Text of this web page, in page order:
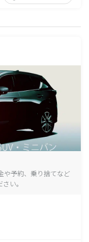
や予約、乗り捨てなど
い。